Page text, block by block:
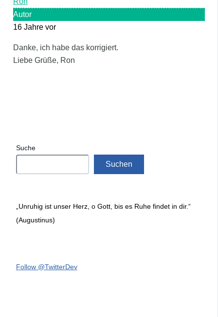
Autor
16 Jahre vor
Danke, ich habe das korrigiert.
Liebe Grüße, Ron
Suche
Suchen
„Unruhig ist unser Herz, o Gott, bis es Ruhe findet in dir.“
(Augustinus)
Follow @TwitterDev